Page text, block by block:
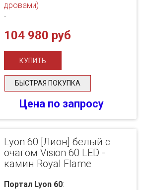
дровами)
-
104 980 руб
БЫСТРАЯ ПОКУПКА
Цена по запросу
Lyon 60 [Лион] белый с
очагом Vision 60 LED -
камин Royal Flame
Портал Lyon 60: